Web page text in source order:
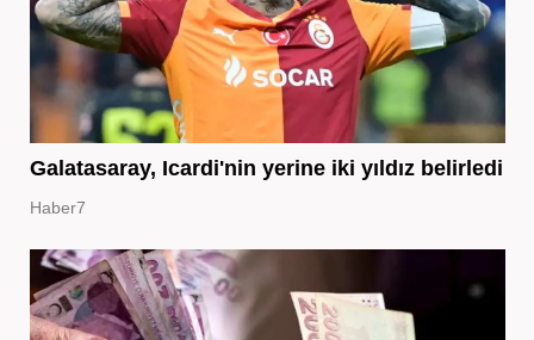
Galatasaray, Icardi'nin yerine iki yıldız belirledi
Haber7